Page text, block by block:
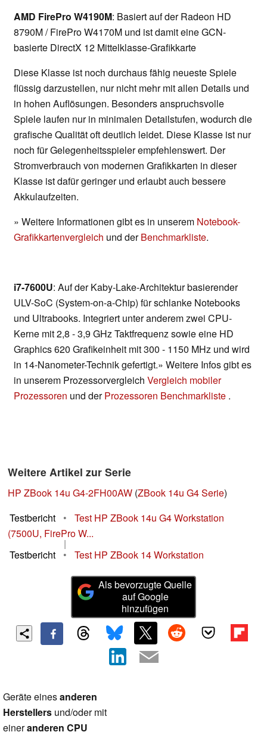
AMD FirePro W4190M: Basiert auf der Radeon HD
8790M / FirePro W4170M und ist damit eine GCN-
basierte DirectX 12 Mittelklasse-Grafikkarte
Diese Klasse ist noch durchaus fähig neueste Spiele
flüssig darzustellen, nur nicht mehr mit allen Details und
in hohen Auflösungen. Besonders anspruchsvolle
Spiele laufen nur in minimalen Detailstufen, wodurch die
grafische Qualität oft deutlich leidet. Diese Klasse ist nur
noch für Gelegenheitsspieler empfehlenswert. Der
Stromverbrauch von modernen Grafikkarten in dieser
Klasse ist dafür geringer und erlaubt auch bessere
Akkulaufzeiten.
» Weitere Informationen gibt es in unserem Notebook-
Grafikkartenvergleich und derBenchmarkliste.
i7-7600U: Auf der Kaby-Lake-Architektur basierender
ULV-SoC (System-on-a-Chip) für schlanke Notebooks
und Ultrabooks. Integriert unter anderem zwei CPU-
Kerne mit 2,8 - 3,9 GHz Taktfrequenz sowie eine HD
Graphics 620 Grafikeinheit mit 300 - 1150 MHz und wird
in 14-Nanometer-Technik gefertigt.» Weitere Infos gibt es
in unserem Prozessorvergleich Vergleich mobiler
Prozessoren und derProzessoren Benchmarkliste .
Weitere Artikel zur Serie
HP ZBook 14u G4-2FH00AW (ZBook 14u G4 Serie)
Testbericht
•
Test HP ZBook 14u G4 Workstation
(7500U, FirePro W...
|
Testbericht
• Test HP ZBook 14 Workstation
Als bevorzugte Quelle
auf Google
hinzufügen
Geräte einesanderen
Herstellers und/oder mit
eineranderen CPU